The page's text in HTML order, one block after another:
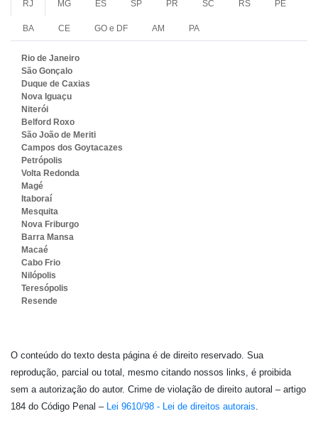
RJ MG ES SP PR SC RS PE
BA CE GO e DF AM PA
Rio de Janeiro
São Gonçalo
Duque de Caxias
Nova Iguaçu
Niterói
Belford Roxo
São João de Meriti
Campos dos Goytacazes
Petrópolis
Volta Redonda
Magé
Itaboraí
Mesquita
Nova Friburgo
Barra Mansa
Macaé
Cabo Frio
Nilópolis
Teresópolis
Resende
O conteúdo do texto desta página é de direito reservado. Sua
reprodução, parcial ou total, mesmo citando nossos links, é proibida
sem a autorização do autor. Crime de violação de direito autoral – artigo
184 do Código Penal – Lei 9610/98 - Lei de direitos autorais.